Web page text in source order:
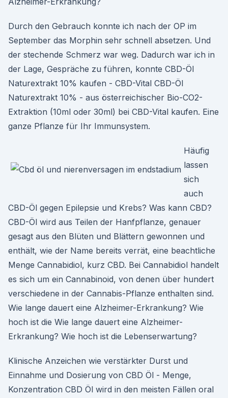
Durch den Gebrauch konnte ich nach der OP im
September das Morphin sehr schnell absetzen. Und
der stechende Schmerz war weg. Dadurch war ich in
der Lage, Gespräche zu führen, konnte CBD-Öl
Naturextrakt 10% kaufen - CBD-Vital CBD-Öl
Naturextrakt 10% - aus österreichischer Bio-CO2-
Extraktion (10ml oder 30ml) bei CBD-Vital kaufen. Eine
ganze Pflanze für Ihr Immunsystem.
Häufig
lassen
sich
auch
CBD-Öl gegen Epilepsie und Krebs? Was kann CBD?
CBD-Öl wird aus Teilen der Hanfpflanze, genauer
gesagt aus den Blüten und Blättern gewonnen und
enthält, wie der Name bereits verrät, eine beachtliche
Menge Cannabidiol, kurz CBD. Bei Cannabidiol handelt
es sich um ein Cannabinoid, von denen über hundert
verschiedene in der Cannabis-Pflanze enthalten sind.
Wie lange dauert eine Alzheimer-Erkrankung? Wie
hoch ist die Wie lange dauert eine Alzheimer-
Erkrankung? Wie hoch ist die Lebenserwartung?
Klinische Anzeichen wie verstärkter Durst und
Einnahme und Dosierung von CBD Öl - Menge,
Konzentration CBD Öl wird in den meisten Fällen oral